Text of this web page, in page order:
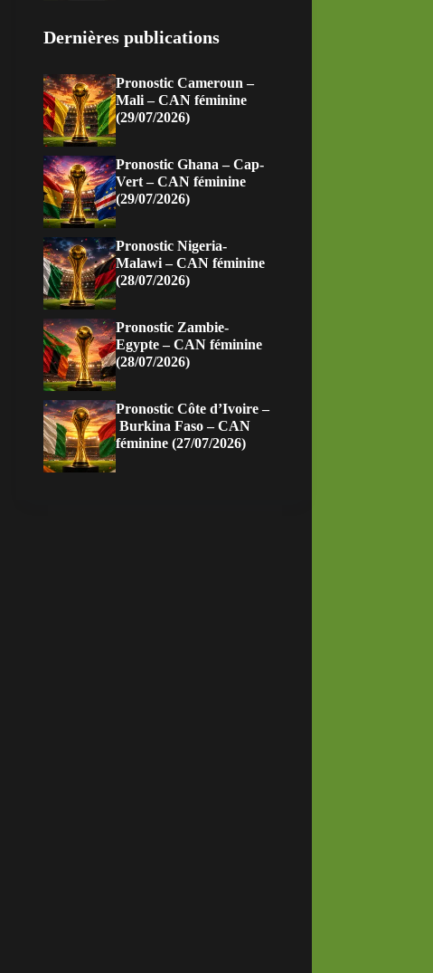
Dernières publications
Pronostic Cameroun –
Mali – CAN féminine
(29/07/2026)
Pronostic Ghana – Cap-
Vert – CAN féminine
(29/07/2026)
Pronostic Nigeria-
Malawi – CAN féminine
(28/07/2026)
Pronostic Zambie-
Egypte – CAN féminine
(28/07/2026)
Pronostic Côte d’Ivoire –
Burkina Faso – CAN
féminine (27/07/2026)